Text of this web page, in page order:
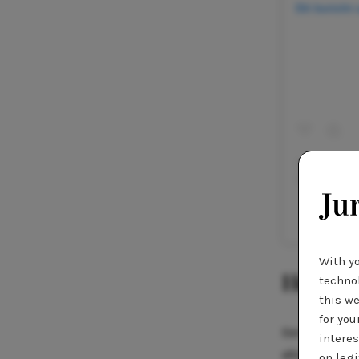
With
this
for
Een van de